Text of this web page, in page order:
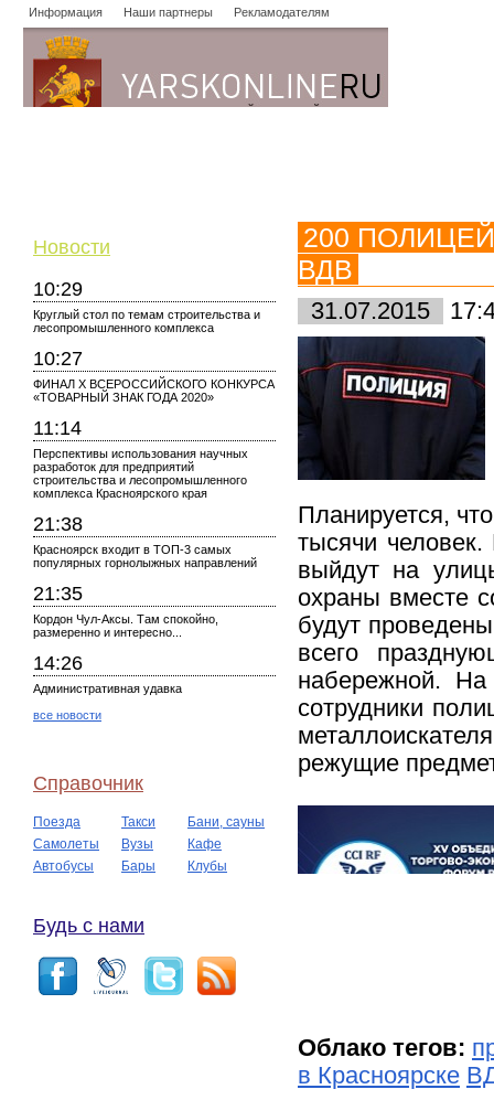
Информация Наши партнеры Рекламодателям
Новости
10:29
Круглый стол по темам строительства и
лесопромышленного комплекса
10:27
ФИНАЛ X ВСЕРОССИЙСКОГО КОНКУРСА
«ТОВАРНЫЙ ЗНАК ГОДА 2020»
11:14
Перспективы использования научных
разработок для предприятий
строительства и лесопромышленного
комплекса Красноярского края
21:38
Красноярск входит в ТОП-3 самых
популярных горнолыжных направлений
21:35
Кордон Чул-Аксы. Там спокойно,
размеренно и интересно...
14:26
Административная удавка
все новости
Справочник
Поезда Такси
Бани, сауны
Самолеты
Вузы
Кафе
Автобусы
Бары Клубы
Будь с нами
200
ВДВ
31.07.2015
Планируется,
тысячи
выйдут на
охраны вместе
будут
всего
набережной.
сотрудники
режущие
Облако тегов:
в Красноярске